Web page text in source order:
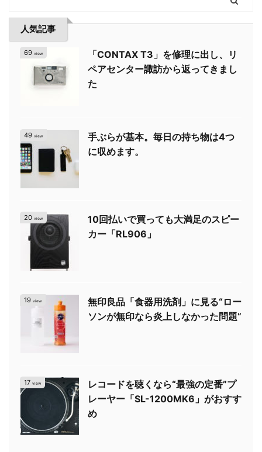
人気記事
69 view
「CONTAX T3」を修理に出し、リ
ペアセンター諏訪から返ってきまし
た
49 view
手ぶらが基本。毎日の持ち物は4つ
に収めます。
20 view
10回払いで買っても大満足のスピー
カー「RL906」
19 view
無印良品「食器用洗剤」に見る“ロー
ソンが無印なら炎上しなかった問題”
17 view
レコードを聴くなら“最強の定番”プ
レーヤー「SL-1200MK6」がおすす
め